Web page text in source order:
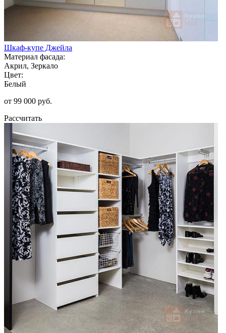
Шкаф-купе Джейла
Материал фасада:
Акрил, Зеркало
Цвет:
Белый
от 99 000 руб.
Рассчитать